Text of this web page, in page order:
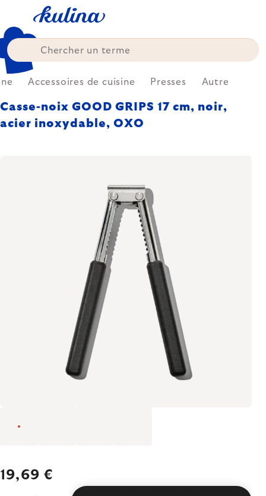
content
Accessoires de cuisine Presses Autre
Casse-noix GOOD GRIPS 17 cm, noir,
acier inoxydable, OXO
19,69 €